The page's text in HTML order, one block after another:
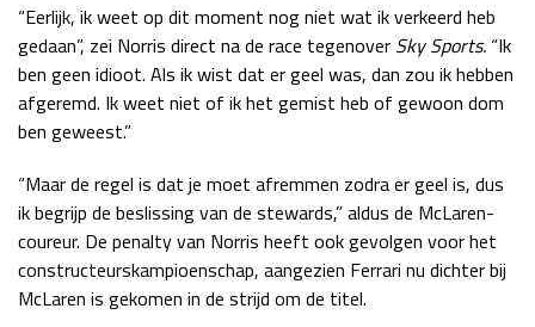
Kwalificatie
za 22:00 - 23:00
Race
LAS VEGAS GRAND PRIX 2026 20 - 22 nov
Kwalificatie
za 05:00 - 06:00
Race
zo 05:00 - 07:00
Kwalificatie
za 15:00 - 16:00
Race
“Eerlijk, ik weet op dit moment nog niet wat ik verkeerd heb
gedaan”, zei Norris direct na de race tegenover Sky Sports. “Ik
ben geen idioot. Als ik wist dat er geel was, dan zou ik hebben
afgeremd. Ik weet niet of ik het gemist heb of gewoon dom
ben geweest.”
“Maar de regel is dat je moet afremmen zodra er geel is, dus
ik begrijp de beslissing van de stewards,” aldus de McLaren-
coureur. De penalty van Norris heeft ook gevolgen voor het
constructeurskampioenschap, aangezien Ferrari nu dichter bij
McLaren is gekomen in de strijd om de titel.